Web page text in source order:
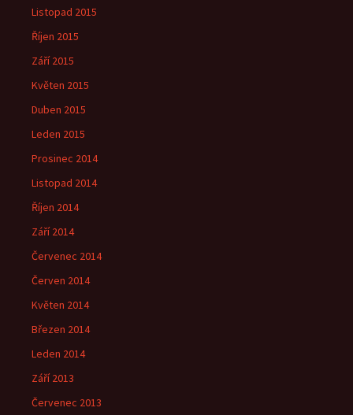
Listopad 2015
Říjen 2015
Září 2015
Květen 2015
Duben 2015
Leden 2015
Prosinec 2014
Listopad 2014
Říjen 2014
Září 2014
Červenec 2014
Červen 2014
Květen 2014
Březen 2014
Leden 2014
Září 2013
Červenec 2013